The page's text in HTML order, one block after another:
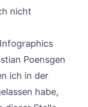
nicht
Infographics
Poensgen
ich in der
habe,